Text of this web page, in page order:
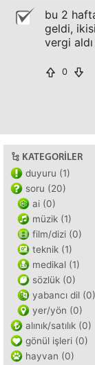
bu 2
geldi,
vergi aldı
0
KATEGORILER
duyuru (1)
soru (20)
ai (0)
müzik (1)
film/dizi (0)
teknik (1)
medikal (1)
sözlük (0)
yabancı dil (0)
yer/yön (0)
alınık/satılık (0)
gönül işleri (0)
hayvan (0)